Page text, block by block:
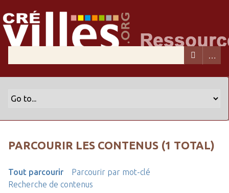
PARCOURIR LES CONTENUS (1 TOTAL)
Tout parcourir
Parcourir par mot-clé
Recherche de contenus